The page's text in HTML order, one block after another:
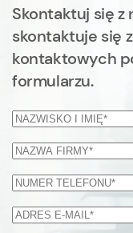
Skontaktuj się z
skontaktuje się
kontaktowych
formularzu.